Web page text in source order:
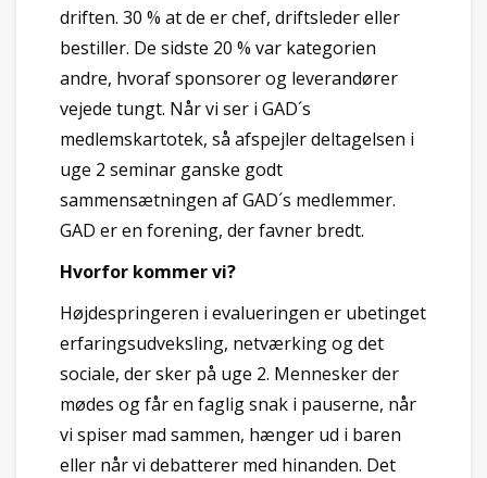
driften. 30 % at de er chef, driftsleder eller
bestiller. De sidste 20 % var kategorien
andre, hvoraf sponsorer og leverandører
vejede tungt. Når vi ser i GAD´s
medlemskartotek, så afspejler deltagelsen i
uge 2 seminar ganske godt
sammensætningen af GAD´s medlemmer.
GAD er en forening, der favner bredt.
Hvorfor kommer vi?
Højdespringeren i evalueringen er ubetinget
erfaringsudveksling, netværking og det
sociale, der sker på uge 2. Mennesker der
mødes og får en faglig snak i pauserne, når
vi spiser mad sammen, hænger ud i baren
eller når vi debatterer med hinanden. Det